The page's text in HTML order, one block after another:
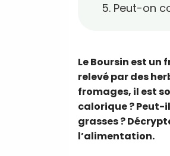
5. Peut-on
Le Boursin est
relevé par des
fromages, il est
calorique ? Peut-
grasses ?
l’alimentation.